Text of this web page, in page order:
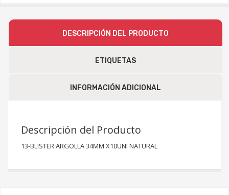
DESCRIPCIÓN DEL PRODUCTO
ETIQUETAS
INFORMACIÓN ADICIONAL
Descripción del Producto
13-BLISTER ARGOLLA 34MM X10UNI NATURAL